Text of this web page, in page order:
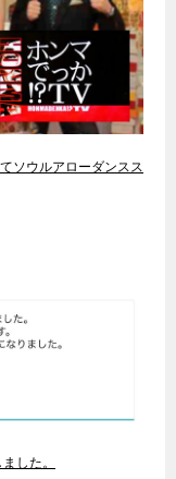
ソウルアローダンスス
した。